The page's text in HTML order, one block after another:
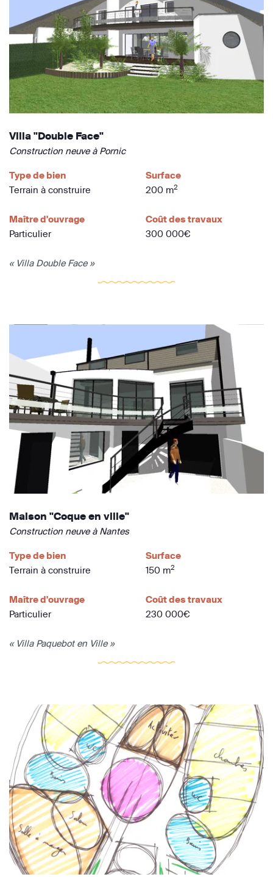
Villa "Double Face"
Construction neuve à Pornic
Type de bien
Terrain à construire
Surface
200 m2
Maître d'ouvrage
Particulier
Coût des travaux
300 000€
« Villa Double Face »
Maison "Coque en ville"
Construction neuve à Nantes
Type de bien
Terrain à construire
Surface
150 m2
Maître d'ouvrage
Particulier
Coût des travaux
230 000€
« Villa Paquebot en Ville »